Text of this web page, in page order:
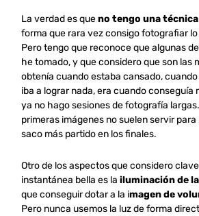
La verdad es queno tengo una
forma que rara vez consigo fotografiar
Pero tengo que reconoce que algunas
he tomado, y que considero que son las
obtenía cuando estaba cansado,
iba a lograr nada, era cuando conseguía
ya no hago sesiones de fotografía
primeras imágenes no suelen servir
saco más partido en los finales.
Otro de los aspectos que considero
instantánea bella es la iluminación de
que conseguir dotar a la imagen de
Pero nunca usemos la luz de forma